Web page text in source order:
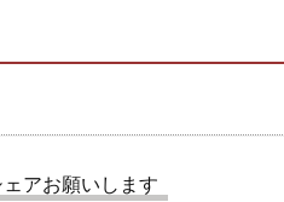
アお願いします